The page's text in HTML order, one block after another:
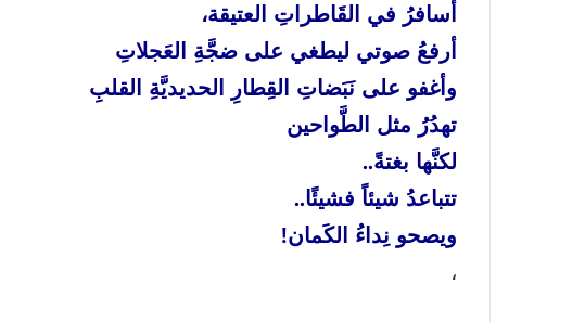
أسافرُ في القَاطراتِ العتيقة،
أرفعُ صوتي ليطغي على ضجَّةِ العَجلاتِ
وأغفو على نَبَضاتِ القِطارِ الحديديَّةِ القلبِ
تهدُرُ مثل الطَّواحين
لكنَّها بغتةً..
تتباعدُ شيئاً فشيئًا..
ويصحو نِداءُ الكَمان!
،